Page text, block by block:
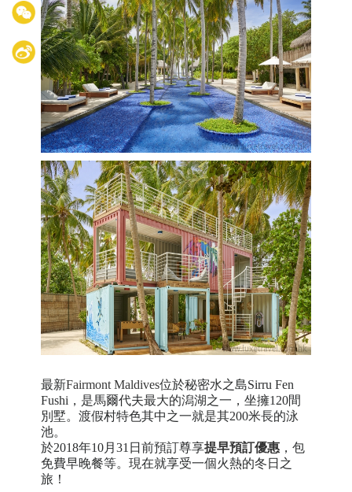
最新Fairmont Maldives位於秘密水之島Sirru Fen
Fushi，是馬爾代夫最大的潟湖之一，坐擁120間
別墅。渡假村特色其中之一就是其200米長的泳
池。
於2018年10月31日前預訂尊享提早預訂優惠 ，包
免費早晚餐等。現在就享受一個火熱的冬日之
旅！